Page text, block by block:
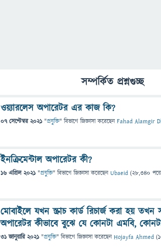
সম্পর্কিত প্রশ্নগুচ্ছ
ওয়্যারলেস অপারেটর এর কাজ কি?
07 সেপ্টেম্বর 2021 "প্রযুক্তি" বিভাগে জিজ্ঞাসাকরেছেনFahad Alamgir
ইনক্রিমেন্টাল অপারেটর কী?
16 এপ্রিল 2021 "প্রযুক্তি" বিভাগে জিজ্ঞাসাকরেছেনUbaeid (28,340
মোবাইলে যখন স্ক্রাচ কার্ড রিচার্জ করা হয়
অপারেটর কীভাবে বুঝে যে কোনটা এমবি,
31 জানুয়ারি 2021 "প্রযুক্তি" বিভাগে জিজ্ঞাসাকরেছেনHojayfa Ahmed (